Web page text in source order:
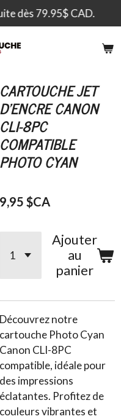
dès 79.95$ CAD.
CARTOUCHE JET
D'ENCRE CANON
CLI-8PC
COMPATIBLE
PHOTO CYAN
9,95 $CA
Ajouter
au
panier
Découvrez notre
cartouche Photo Cyan
Canon CLI-8PC
compatible, idéale pour
des impressions
éclatantes. Profitez de
couleurs vibrantes et